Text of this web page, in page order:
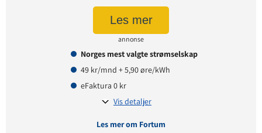
Norges mest valgte strømselskap
49 kr/mnd + 5,90 øre/kWh
eFaktura 0 kr
Vis detaljer
Les mer
annonse
Les mer om Fortum